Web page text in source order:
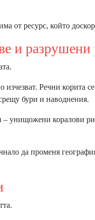
от ресурс, който
разрушени
Речни корита
бури и наводнения.
унищожени коралови
да променя